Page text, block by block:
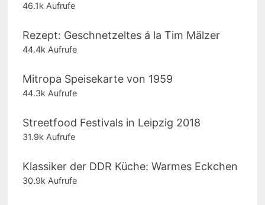
46.1k Aufrufe
Rezept: Geschnetzeltes á la Tim Mälzer
44.4k Aufrufe
Mitropa Speisekarte von 1959
44.3k Aufrufe
Streetfood Festivals in Leipzig 2018
31.9k Aufrufe
Klassiker der DDR Küche: Warmes Eckchen
30.9k Aufrufe